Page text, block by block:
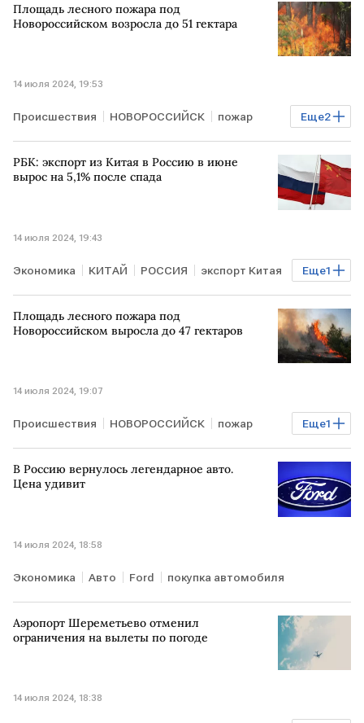
Площадь лесного пожара под
Новороссийском возросла до 51 гектара
14 июля 2024, 19:53
Еще2
Происшествия НОВОРОССИЙСК пожар
КУБАНЬ МЧС России
РБК: экспорт из Китая в Россию в июне
вырос на 5,1% после спада
14 июля 2024, 19:43
Еще1
Экономика КИТАЙ РОССИЯ экспорт Китая
международная торговля
Площадь лесного пожара под
Новороссийском выросла до 47 гектаров
14 июля 2024, 19:07
Еще1
Происшествия НОВОРОССИЙСК пожар
МЧС России
В Россию вернулось легендарное авто.
Цена удивит
14 июля 2024, 18:58
Экономика Авто Ford покупка автомобиля
Аэропорт Шереметьево отменил
ограничения на вылеты по погоде
14 июля 2024, 18:38